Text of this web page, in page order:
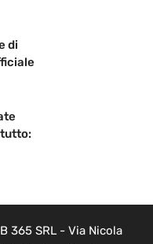
di
tutto:
365 SRL - Via Nicola